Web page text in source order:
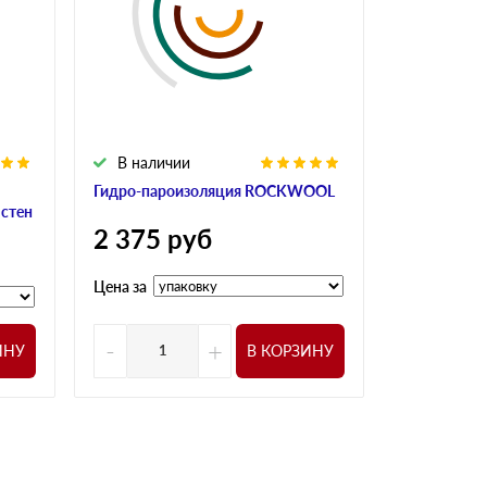
Гидро-пароизоляция ROCKWOOL
В наличии
2 375 руб
Цена за
- + В КОРЗИНУ